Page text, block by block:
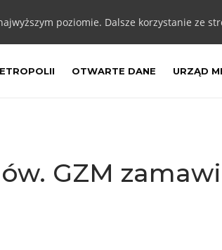
poziomie. Dalsze korzystanie ze
OTWARTE DANE URZĄD
GZM